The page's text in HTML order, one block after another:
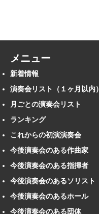
メニュー
新着情報
演奏会リスト（１ヶ月以内）
月ごとの演奏会リスト
ランキング
これからの初演演奏会
今後演奏会のある作曲家
今後演奏会のある指揮者
今後演奏会のあるソリスト
今後演奏会のあるホール
今後演奏会のある団体